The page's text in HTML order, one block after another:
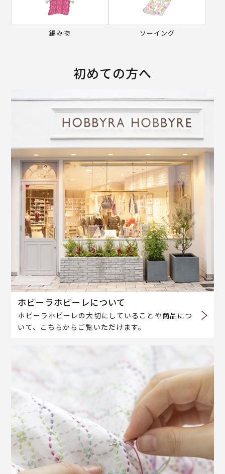
編み物 ソーイング
初めての方へ
ホビーラホビーレについて
ホビーラホビーレの大切にしていることや商品につ
いて、こちらからご覧いただけます。